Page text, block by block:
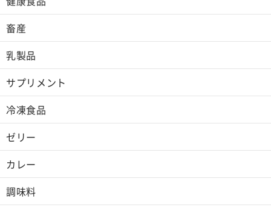
畜産
乳製品
サプリメント
冷凍食品
ゼリー
カレー
調味料